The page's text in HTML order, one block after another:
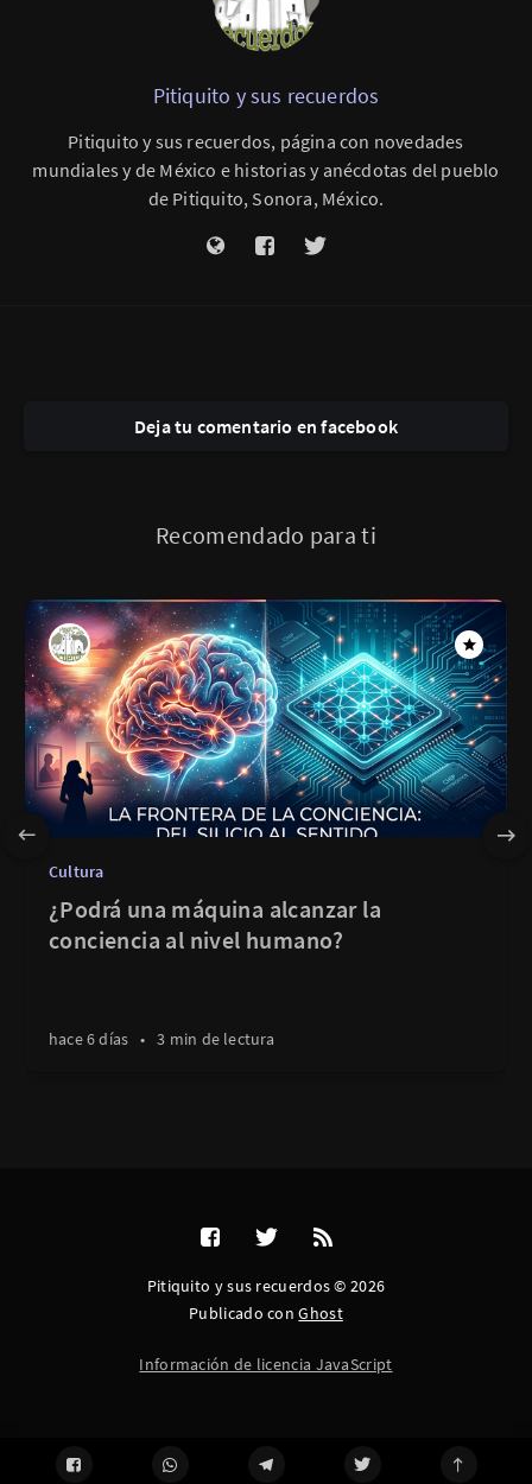
Pitiquito y sus recuerdos
Pitiquito y sus recuerdos, página con novedades
mundiales y de México e historias y anécdotas del pueblo
de Pitiquito, Sonora, México.
Deja tu comentario en facebook
Recomendado para ti
Cultura
¿Podrá una máquina alcanzar la
conciencia al nivel humano?
hace 6 días • 3 min de lectura
Pitiquito y sus recuerdos © 2026
Publicado conGhost
Información de licencia JavaScript